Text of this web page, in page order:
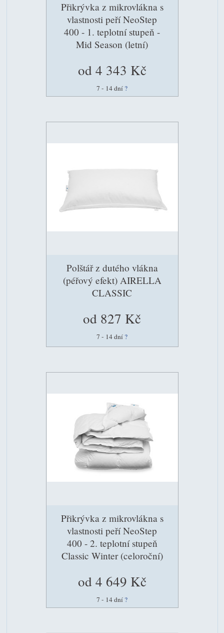
Přikrývka z mikrovlákna s
vlastnosti peří NeoStep
400 - 1. teplotní stupeň -
Mid Season (letní)
od 4 343 Kč
7 - 14 dní ?
Polštář z dutého vlákna
(péřový efekt) AIRELLA
CLASSIC
od 827 Kč
7 - 14 dní ?
Přikrývka z mikrovlákna s
vlastnosti peří NeoStep
400 - 2. teplotní stupeň
Classic Winter (celoroční)
od 4 649 Kč
7 - 14 dní ?